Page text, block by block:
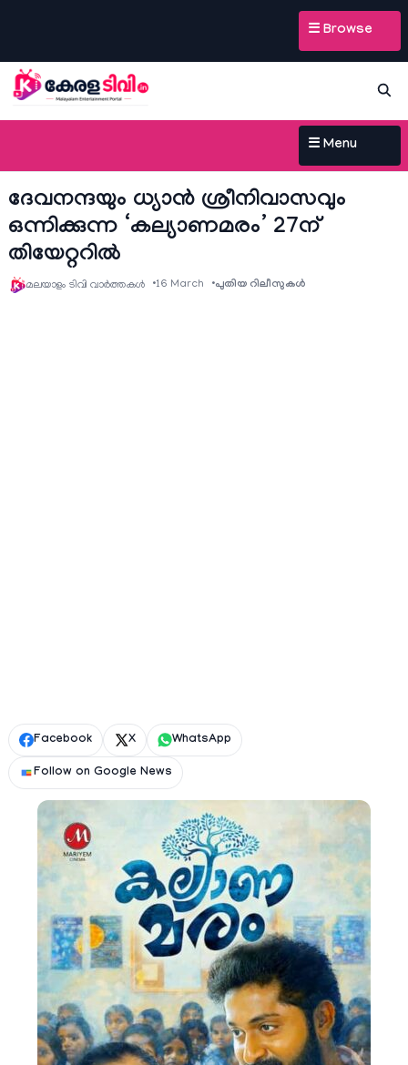
☰ Browse
☰ Menu
ദേവനന്ദയും ധ്യാന്‍ ശ്രീനിവാസവും
ഒന്നിക്കുന്ന ‘കല്യാണമരം’ 27ന്
തിയേറ്ററിൽ
മലയാളം ടിവി വാര്‍ത്തകള്‍ 16 March പുതിയ റിലീസുകള്‍
Facebook X WhatsApp
Follow on Google News